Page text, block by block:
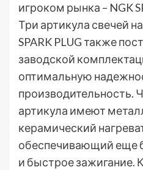
игроком рынка – NGK
Три артикула свечей
SPARK PLUG также
заводской
оптимальную
производительность.
артикула имеют
керамический
обеспечивающий еще
и быстрое зажигание.